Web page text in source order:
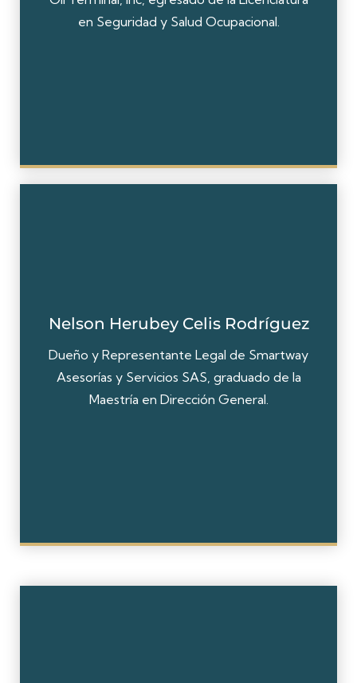
en Seguridad y Salud Ocupacional.
Nelson Herubey Celis Rodríguez
Dueño y Representante Legal de Smartway
Asesorías y Servicios SAS, graduado de la
Maestría en Dirección General.